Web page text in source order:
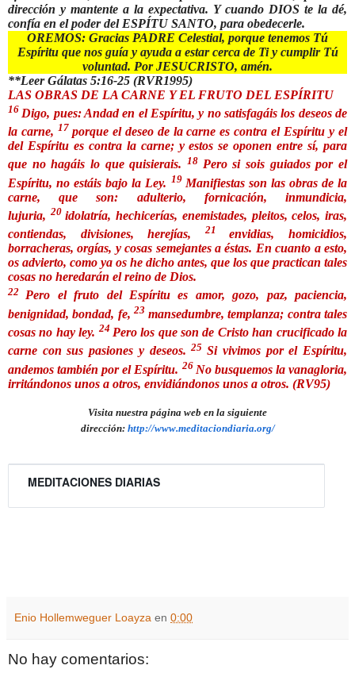
dirección y mantente a la expectativa. Y cuando DIOS te la dé,
confía en el poder del ESPÍTU SANTO, para obedecerle.
OREMOS: Gracias PADRE Celestial, porque tenemos Tú
Espíritu que nos guía y ayuda a estar cerca de Ti y cumplir Tú
voluntad. Por JESUCRISTO, amén.
**Leer Gálatas 5:16-25 (RVR1995)
LAS OBRAS DE LA CARNE Y EL FRUTO DEL ESPÍRITU
16 Digo, pues: Andad en el Espíritu, y no satisfagáis los deseos de
la carne, 17 porque el deseo de la carne es contra el Espíritu y el
del Espíritu es contra la carne; y estos se oponen entre sí, para
que no hagáis lo que quisierais. 18 Pero si sois guiados por el
Espíritu, no estáis bajo la Ley. 19 Manifiestas son las obras de la
carne, que son: adulterio, fornicación, inmundicia,
lujuria, 20 idolatría, hechicerías, enemistades, pleitos, celos, iras,
contiendas, divisiones, herejías, 21 envidias, homicidios,
borracheras, orgías, y cosas semejantes a éstas. En cuanto a esto,
os advierto, como ya os he dicho antes, que los que practican tales
cosas no heredarán el reino de Dios.
22 Pero el fruto del Espíritu es amor, gozo, paz, paciencia,
benignidad, bondad, fe,23 mansedumbre, templanza; contra tales
cosas no hay ley. 24 Pero los que son de Cristo han crucificado la
carne con sus pasiones y deseos.25 Si vivimos por el Espíritu,
andemos también por el Espíritu. 26 No busquemos la vanagloria,
irritándonos unos a otros, envidiándonos unos a otros. (RV95)
Visita nuestra página web en la siguiente
dirección: http://www.meditaciondiaria.org/
MEDITACIONES DIARIAS
Enio Hollemweguer Loayza en 0:00
No hay comentarios: